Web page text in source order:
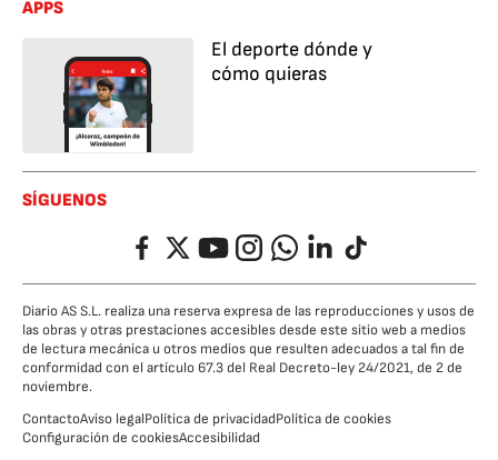
APPS
El deporte dónde y
cómo quieras
SÍGUENOS
FacebookTwitterYouTubeInstagramWhatsappLinkedIn
TikTok
Diario AS S.L. realiza una reserva expresa de las reproducciones y usos de
las obras y otras prestaciones accesibles desde este sitio web a medios
de lectura mecánica u otros medios que resulten adecuados a tal fin de
conformidad con el artículo 67.3 del Real Decreto-ley 24/2021, de 2 de
noviembre.
ContactoAviso legalPolítica de privacidadPolítica de cookies
Configuración de cookiesAccesibilidad